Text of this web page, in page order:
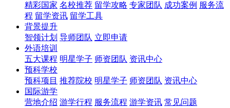
精彩国家 名校推荐 留学攻略 专家团队 成功案例 服务流
程 留学资讯 留学工具
背景提升
智领计划 导师团队 立即申请
外语培训
五大课程 明星学子 师资团队 资讯中心
预科学校
预科项目 推荐院校 明星学子 师资团队 资讯中心
国际游学
营地介绍 游学行程 服务流程 游学资讯 常见问题